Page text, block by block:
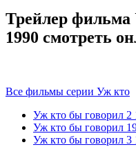
Трейлер фильма
1990 смотреть
Все фильмы серии Уж кто
Уж кто бы говорил 2
Уж кто бы говорил
Уж кто бы говорил 3